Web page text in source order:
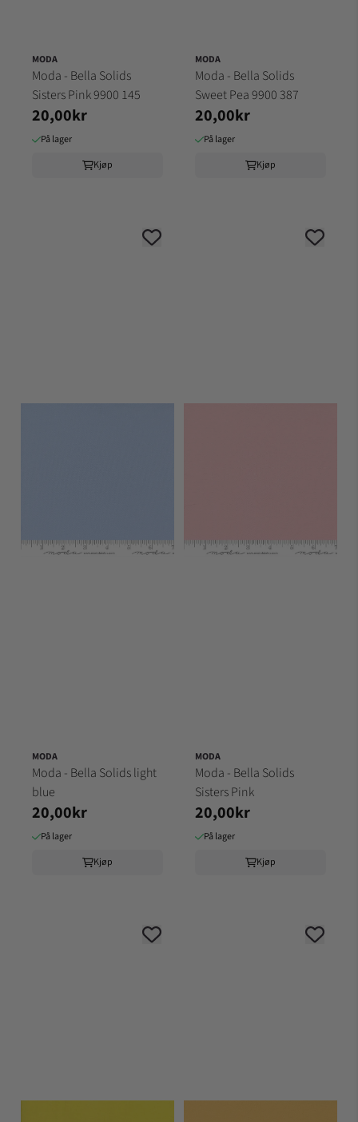
MODA
Moda - Bella Solids
Sisters Pink 9900 145
20,00kr
På lager
Kjøp
MODA
Moda - Bella Solids
Sweet Pea 9900 387
20,00kr
På lager
Kjøp
MODA
Moda - Bella Solids light
blue
20,00kr
På lager
Kjøp
MODA
Moda - Bella Solids
Sisters Pink
20,00kr
På lager
Kjøp